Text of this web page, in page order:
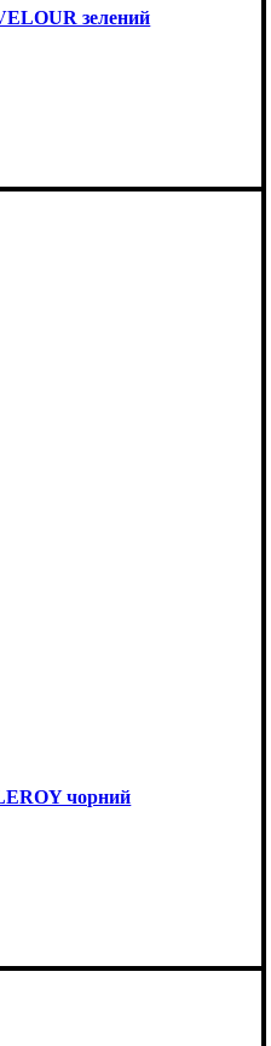
зелений
чорний